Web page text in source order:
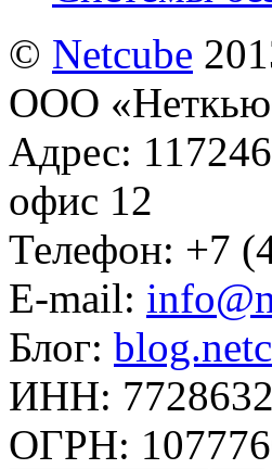
© Netсube
ООО
Адрес:
офис 12
Телефон: +7
E-mail:
Блог:
ИНН:
ОГРН: